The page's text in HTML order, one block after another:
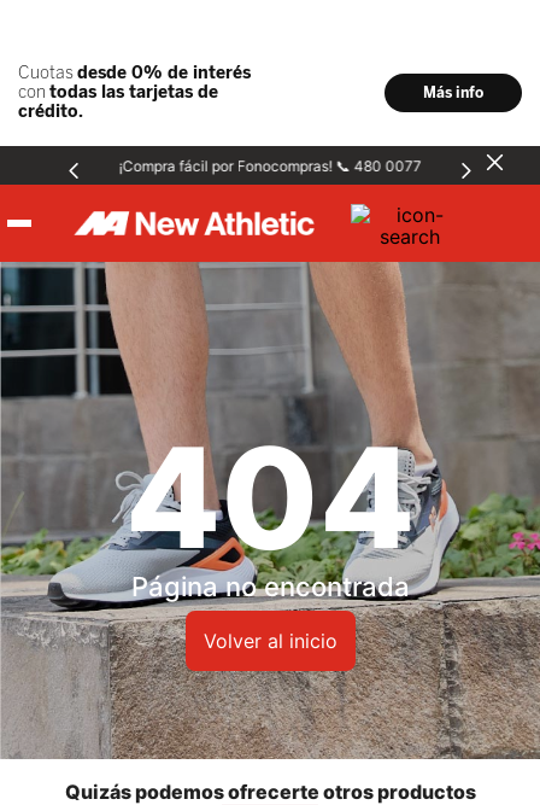
¡Compra fácil por Fonocompras! 📞 480 0077
Hombre
Mujer
Niños
Accesorios
🏃‍♀️🏃‍♂️ Zona del Hincha
👀 Lo Nuevo
🤑 Zona Outlet
404
Página no encontrada
Volver al inicio
Quizás podemos ofrecerte otros productos